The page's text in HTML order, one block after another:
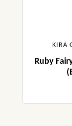
KIRA
Ruby